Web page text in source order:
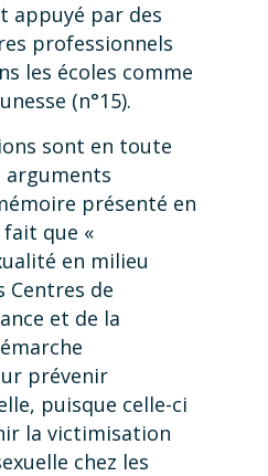
appuyé par des
professionnels
les écoles comme
(n°15).
sont en toute
arguments
présenté en
que «
en milieu
Centres de
et de la
prévenir
puisque celle-ci
la victimisation
chez les